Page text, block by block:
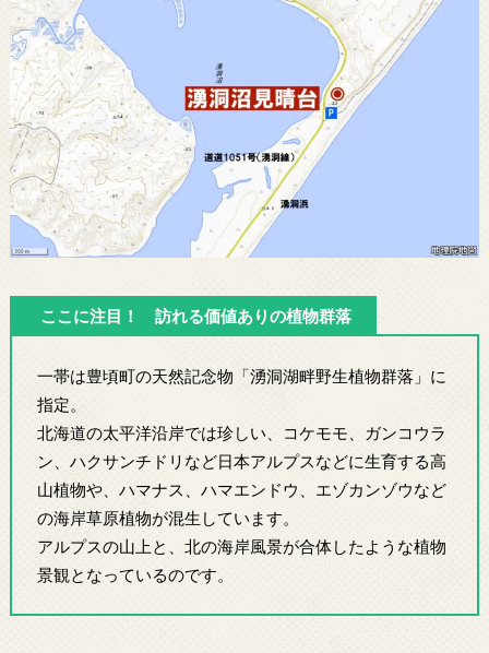
ここに注目！ 訪れる価値ありの植物群落
一帯は豊頃町の天然記念物「湧洞湖畔野生植物群落」に
指定。
北海道の太平洋沿岸では珍しい、コケモモ、ガンコウラ
ン、ハクサンチドリなど日本アルプスなどに生育する高
山植物や、ハマナス、ハマエンドウ、エゾカンゾウなど
の海岸草原植物が混生しています。
アルプスの山上と、北の海岸風景が合体したような植物
景観となっているのです。